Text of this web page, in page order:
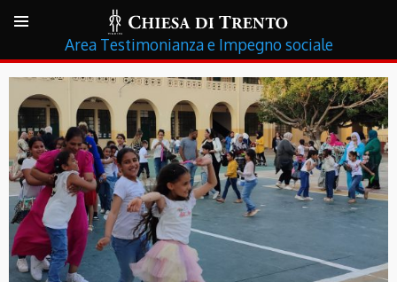
Testimonianza e Impegno sociale